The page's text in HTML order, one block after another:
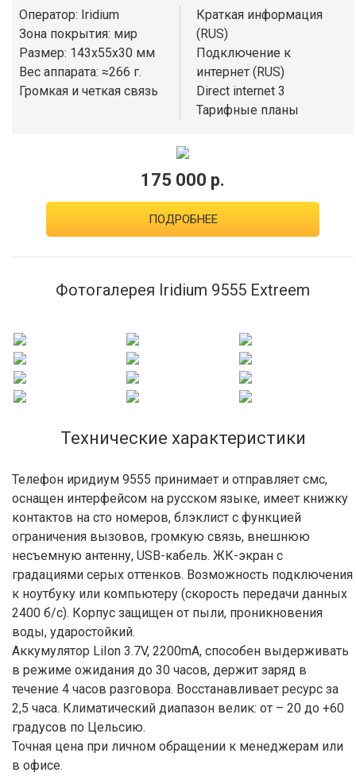
Оператор: Iridium
Зона покрытия: мир
Размер: 143x55x30 мм
Вес аппарата: ≈266 г.
Громкая и четкая связь
Краткая информация
(RUS)
Подключение к
интернет (RUS)
Direct internet 3
Тарифные планы
175 000 р.
ПОДРОБНЕЕ
Фотогалерея Iridium 9555 Extreem
Технические характеристики
Телефон иридиум 9555 принимает и отправляет смс,
оснащен интерфейсом на русском языке, имеет книжку
контактов на сто номеров, блэклист с функцией
ограничения вызовов, громкую связь, внешнюю
несъемную антенну, USB-кабель. ЖК-экран с
градациями серых оттенков. Возможность подключения
к ноутбуку или компьютеру (скорость передачи данных
2400 б/с). Корпус защищен от пыли, проникновения
воды, ударостойкий.
Аккумулятор LiIon 3.7V, 2200mA, способен выдерживать
в режиме ожидания до 30 часов, держит заряд в
течение 4 часов разговора. Восстанавливает ресурс за
2,5 часа. Климатический диапазон велик: от – 20 до +60
градусов по Цельсию.
Точная цена при личном обращении к менеджерам или
в офисе.